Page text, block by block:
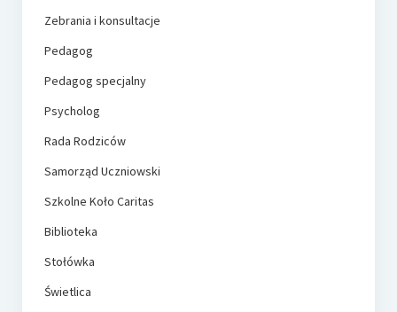
Zebrania i konsultacje
Pedagog
Pedagog specjalny
Psycholog
Rada Rodziców
Samorząd Uczniowski
Szkolne Koło Caritas
Biblioteka
Stołówka
Świetlica